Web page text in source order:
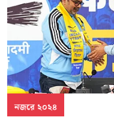
নজরে ২০২৪